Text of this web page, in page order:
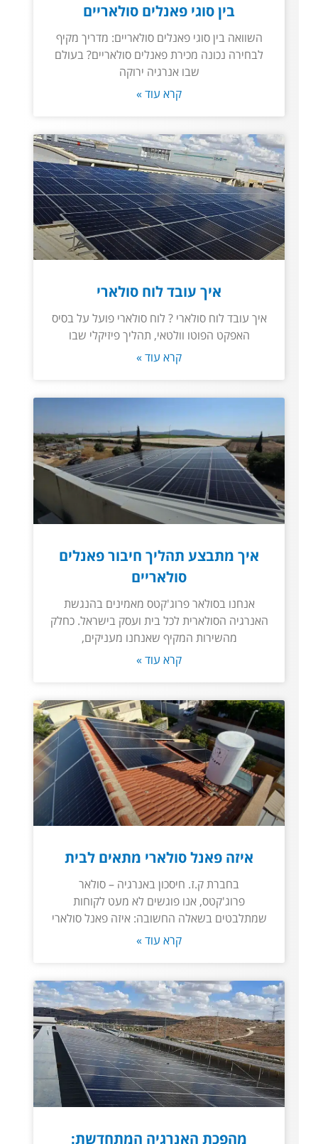
בין סוגי פאנלים סולאריים
השוואה בין סוגי פאנלים סולאריים: מדריך מקיף
לבחירה נכונה מכירת פאנלים סולאריים? בעולם
שבו אנרגיה ירוקה
קרא עוד »
איך עובד לוח סולארי
איך עובד לוח סולארי ? לוח סולארי פועל על בסיס
האפקט הפוטו וולטאי, תהליך פיזיקלי שבו
קרא עוד »
איך מתבצע תהליך חיבור פאנלים
סולאריים
אנחנו בסולאר פרוג'קטס מאמינים בהנגשת
האנרגיה הסולארית לכל בית ועסק בישראל. כחלק
מהשירות המקיף שאנחנו מעניקים,
קרא עוד »
איזה פאנל סולארי מתאים לבית
בחברת ק.ז. חיסכון באנרגיה – סולאר
פרוג'קטס, אנו פוגשים לא מעט לקוחות
שמתלבטים בשאלה החשובה: איזה פאנל סולארי
קרא עוד »
מהפכת האנרגיה המתחדשת: